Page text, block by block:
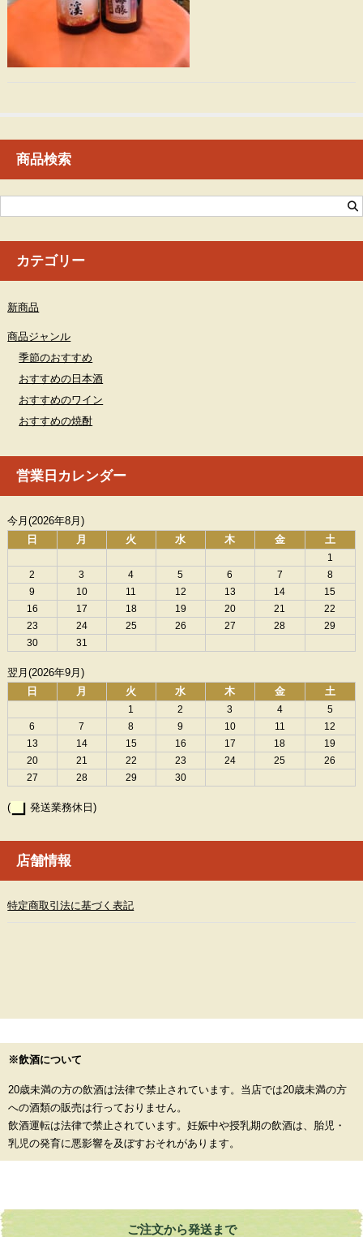
商品検索
カテゴリー
新商品
商品ジャンル
季節のおすすめ
おすすめの日本酒
おすすめのワイン
おすすめの焼酎
営業日カレンダー
今月(2026年8月)
日
月 火 水 木 金 土
1
2
3 4 5 6 7
8
9
10 11 12 13 14
15
16
17 18 19 20 21
22
23
24 25 26 27 28
29
30
31
翌月(2026年9月)
日
月 火 水 木 金 土
1 2 3 4
5
6
7 8 9 10 11
12
13
14 15 16 17 18
19
20
21 22 23 24 25
26
27
28 29 30
( 発送業務休日)
店舗情報
特定商取引法に基づく表記
※飲酒について
20歳未満の方の飲酒は法律で禁止されています。当店では20歳未満の方
への酒類の販売は行っておりません。
飲酒運転は法律で禁止されています。妊娠中や授乳期の飲酒は、胎児・
乳児の発育に悪影響を及ぼすおそれがあります。
ご注文から発送まで